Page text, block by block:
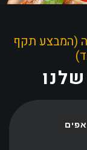
(המבצע תקף